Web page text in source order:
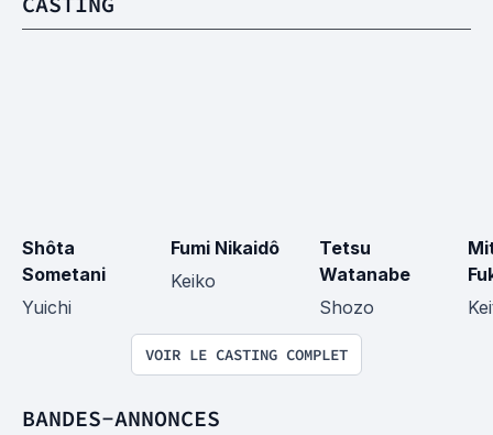
Shôta
Sometani
Yuichi
Fumi Nikaidô
Keiko
Tetsu
Watanabe
Shozo
VOIR LE CASTING COMPLET
BANDES-ANNONCES